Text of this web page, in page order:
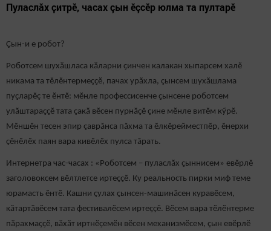
Пуласлӑх ҫитрӗ, часах çын ӗçсӗр юлма та пултарӗ
Ҫын-и е робот?
Роботсем шухӑшласа кӑларни ҫинчен калакан хыпарсем халӗ
никама та тӗлӗнтермеҫҫӗ, пачах урӑхла, ҫынсем шухӑшлама
пуҫларӗç те ӗнтӗ: мӗнле профессисенче ҫынсене роботсем
улӑштараҫҫӗ тата ҫакӑ вӗсен пурнӑҫӗ ҫине мӗнле витӗм кӳрӗ.
Мӗншӗн тесен эпир çаврăнса пăхма та ӗлкӗрейместпӗр, ӗнерхи
ҫӗнӗлӗх паян вара кивӗлӗх пулса тăрать.
Интернетра час-часах : «Роботсем – пуласлӑх ҫыннисем» евӗрлӗ
заголовоксем вӗлтлетсе иртеҫҫӗ. Ку реальность пирки миф теме
юрамасть ӗнтӗ. Кашни ҫулах ҫынсен-машинӑсен куравӗсем,
кӑтартӑвӗсем тата фестивалӗсем иртеҫҫӗ. Вӗсем вара тӗлӗнтерме
пӑрахмаҫҫӗ, вӑхӑт иртнӗҫемӗн вӗсен механизмӗсем, çын евӗрлӗ